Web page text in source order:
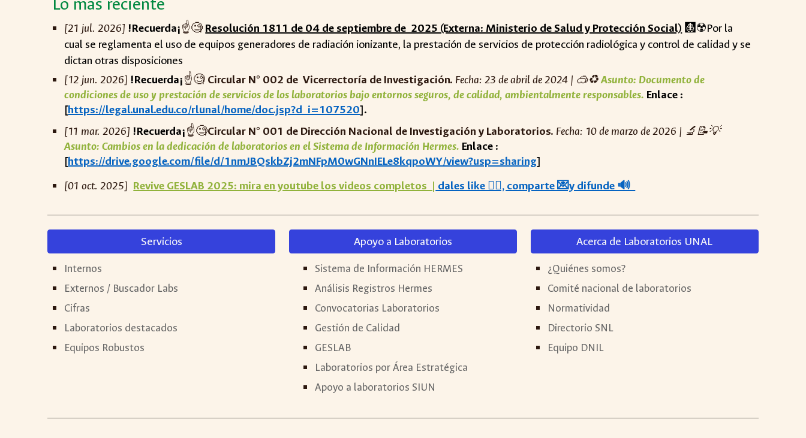
[21 jul. 2026] !Recuerda¡☝️🧐 Resolución 1811 de 04 de septiembre de 2025 (Externa: Ministerio de Salud y Protección Social) 🩻☢️Por la
cual se reglamenta el uso de equipos generadores de radiación ionizante, la prestación de servicios de protección radiológica y control de calidad y se
dictan otras disposiciones
[12 jun. 2026] !Recuerda¡☝️🧐 Circular N° 002 de Vicerrectoría de Investigación. Fecha:23 deabrilde 2024 | 🥽♻️Asunto: Documento de
condiciones de uso y prestación de servicios de los laboratorios bajo entornos seguros, de calidad, ambientalmente responsables. Enlace :
[https://legal.unal.edu.co/rlunal/home/doc.jsp?d_i=107520].
[11 mar. 2026] !Recuerda¡☝️🧐Circular N° 001 de Dirección Nacional de Investigación y Laboratorios. Fecha: 10 de marzo de 2026 | 🔬📝💡
Asunto: Cambios en la dedicación de laboratorios en el Sistema de Información Hermes. Enlace :
[https://drive.google.com/file/d/1nmJBQskbZj2mNFpM0wGNnIELe8kqpoWY/view?usp=sharing]
[01 oct. 2025] Revive GESLAB 2025: mira en youtube los videos completos | dales like 👍🏻, comparte 💌y difunde 🔊
Servicios
Internos
Externos / Buscador Labs
Cifras
Laboratorios destacados
Equipos Robustos
Apoyo a Laboratorios
Sistema de Información HERMES
Análisis Registros Hermes
Convocatorias Laboratorios
Gestión de Calidad
GESLAB
Laboratorios por Área Estratégica
Apoyo a laboratorios SIUN
Acerca de Laboratorios UNAL
¿Quiénes somos?
Comité nacional de laboratorios
Normatividad
Directorio SNL
Equipo DNIL